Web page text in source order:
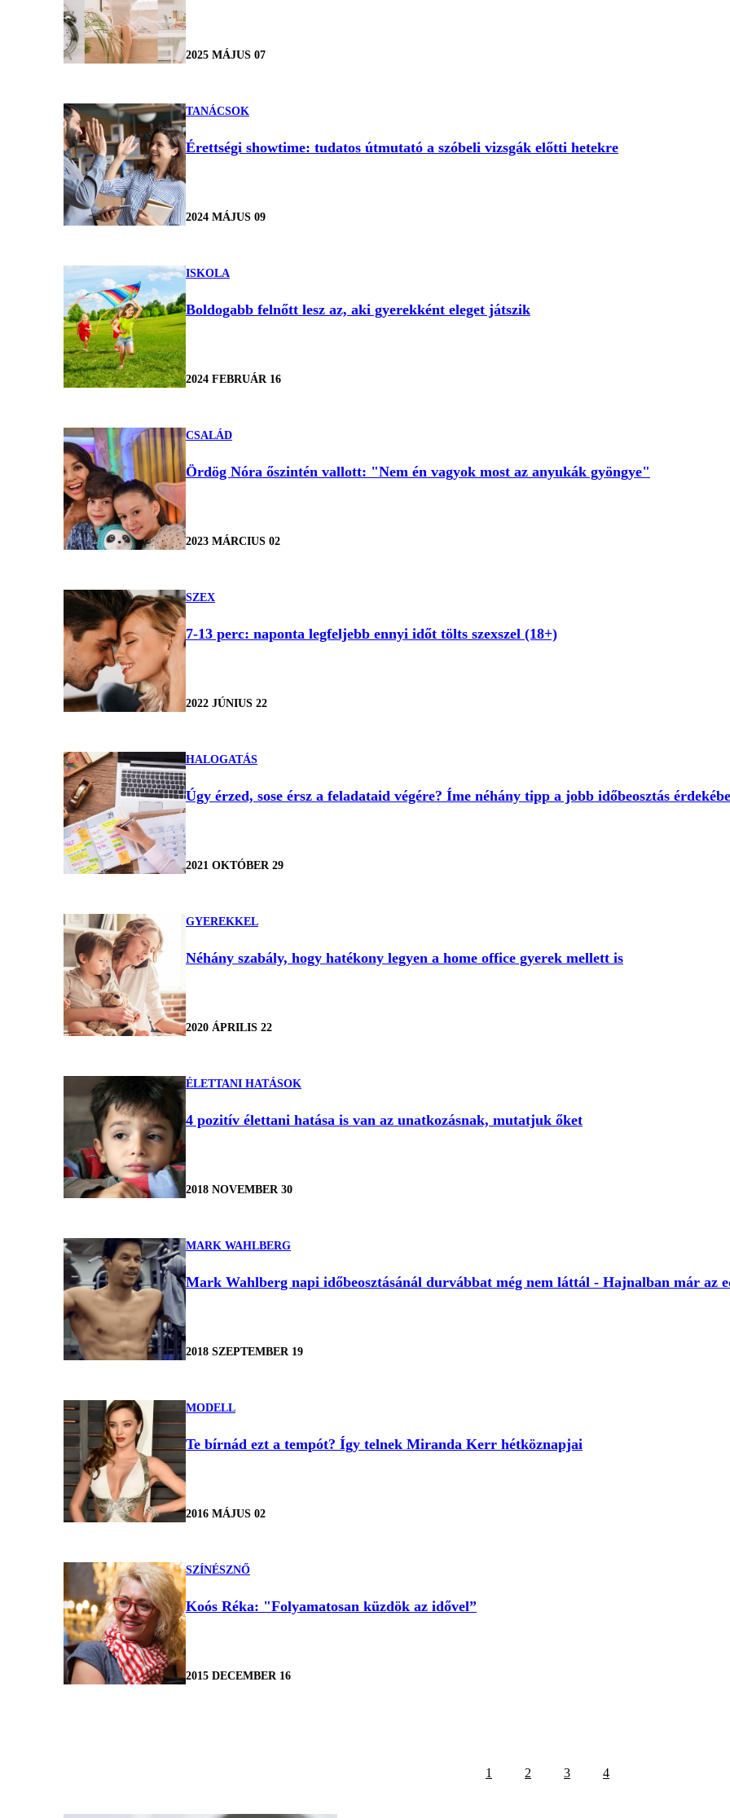
2025 MÁJUS 07
TANÁCSOK
Érettségi showtime: tudatos útmutató a szóbeli vizsgák előtti hetekre
2024 MÁJUS 09
ISKOLA
Boldogabb felnőtt lesz az, aki gyerekként eleget játszik
2024 FEBRUÁR 16
CSALÁD
Ördög Nóra őszintén vallott: "Nem én vagyok most az anyukák gyöngye"
2023 MÁRCIUS 02
SZEX
7-13 perc: naponta legfeljebb ennyi időt tölts szexszel (18+)
2022 JÚNIUS 22
HALOGATÁS
Úgy érzed, sose érsz a feladataid végére? Íme néhány tipp a jobb időbeosztás
2021 OKTÓBER 29
GYEREKKEL
Néhány szabály, hogy hatékony legyen a home office gyerek mellett is
2020 ÁPRILIS 22
ÉLETTANI HATÁSOK
4 pozitív élettani hatása is van az unatkozásnak, mutatjuk őket
2018 NOVEMBER 30
MARK WAHLBERG
Mark Wahlberg napi időbeosztásánál durvábbat még nem láttál - Hajnalban már az
2018 SZEPTEMBER 19
MODELL
Te bírnád ezt a tempót? Így telnek Miranda Kerr hétköznapjai
2016 MÁJUS 02
SZÍNÉSZNŐ
Koós Réka: "Folyamatosan küzdök az idővel”
2015 DECEMBER 16
1 2 3 4